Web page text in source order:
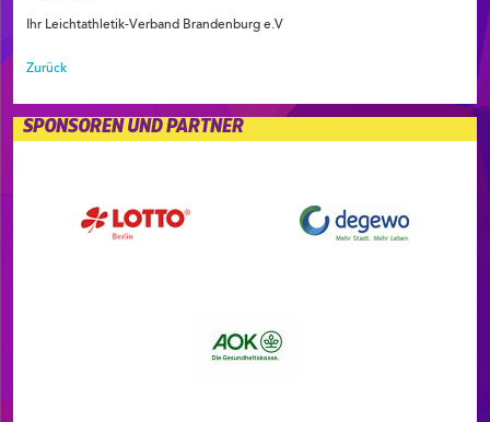
Ihr Leichtathletik-Verband Brandenburg e.V
Zurück
SPONSOREN UND PARTNER